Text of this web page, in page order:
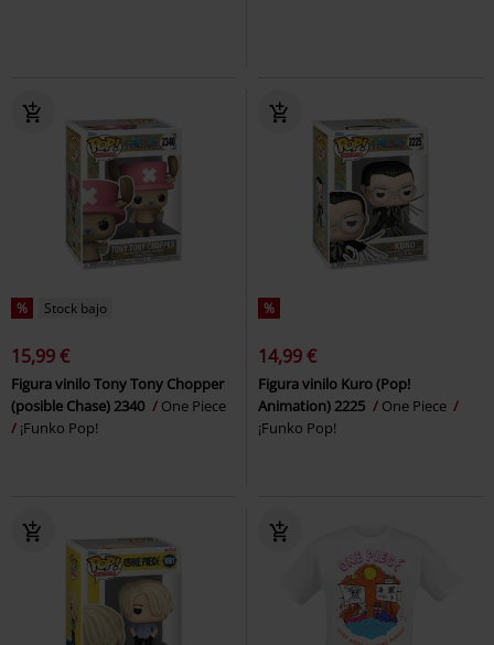
% Stock bajo
15,99 €
Figura vinilo Tony Tony Chopper
(posible Chase) 2340
One Piece
¡Funko Pop!
%
14,99 €
Figura vinilo Kuro (Pop!
Animation) 2225
One Piece
¡Funko Pop!